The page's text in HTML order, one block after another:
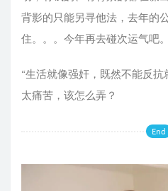
背影的只能另寻他法，去年的
住。。。今年再去碰次运气吧。
“生活就像强奸，既然不能反
太痛苦，该怎么弄？
End